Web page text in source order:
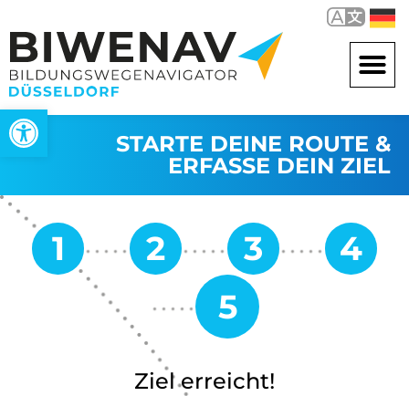
Open toolbar
STARTE DEINE ROUTE &
ERFASSE DEIN ZIEL
Ziel erreicht!